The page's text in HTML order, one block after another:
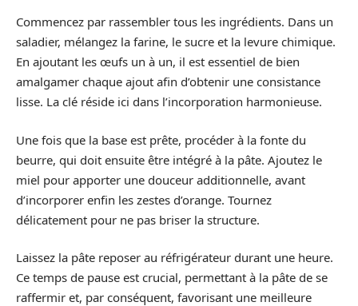
Commencez par rassembler tous les ingrédients. Dans un
saladier, mélangez la farine, le sucre et la levure chimique.
En ajoutant les œufs un à un, il est essentiel de bien
amalgamer chaque ajout afin d’obtenir une consistance
lisse. La clé réside ici dans l’incorporation harmonieuse.
Une fois que la base est prête, procéder à la fonte du
beurre, qui doit ensuite être intégré à la pâte. Ajoutez le
miel pour apporter une douceur additionnelle, avant
d’incorporer enfin les zestes d’orange. Tournez
délicatement pour ne pas briser la structure.
Laissez la pâte reposer au réfrigérateur durant une heure.
Ce temps de pause est crucial, permettant à la pâte de se
raffermir et, par conséquent, favorisant une meilleure